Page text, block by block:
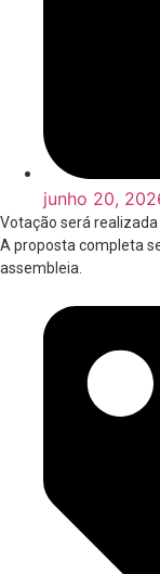
junho 20,
Votação será realizada
A proposta completa
assembleia.